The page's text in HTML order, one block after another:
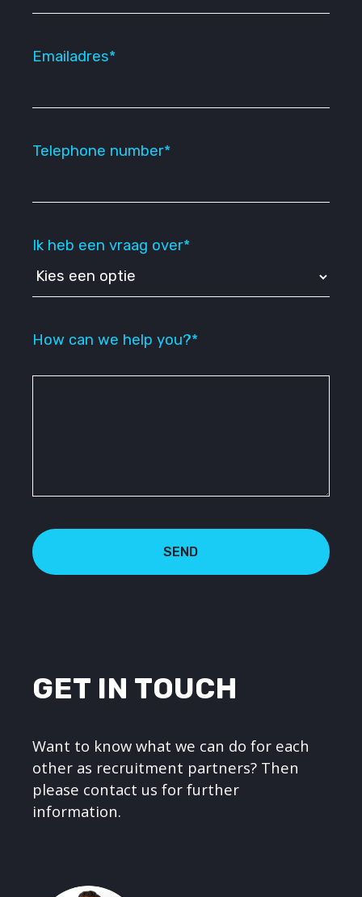
GET IN TOUCH
Want to know what we can do for each
other as recruitment partners? Then
please contact us for further
information.
Emailadres*
Telephone number*
Ik heb een vraag over*
How can we help you?*
SEND